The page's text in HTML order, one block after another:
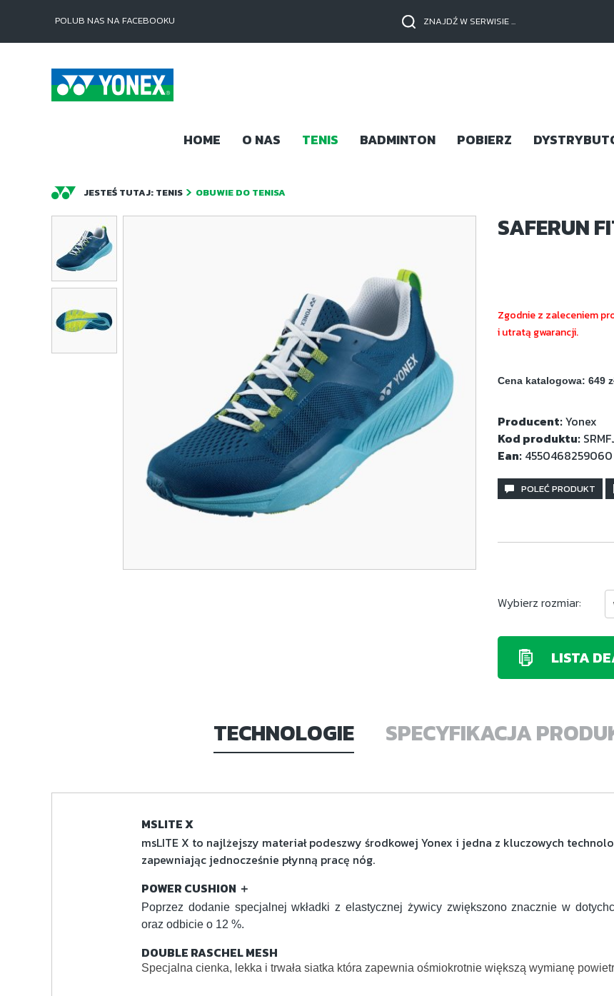
POLUB NAS NA FACEBOOKU
HOME O NAS TENIS BADMINTON POBIERZ
JESTEŚ TUTAJ: TENIS OBUWIE DO TENISA
SAFERUN
Zgodnie z zaleceniem
i utratą gwarancji.
Cena katalogowa: 649
Producent:Yonex
Kod produktu:
Ean: 4550468259060
POLEĆ PRODUKT
Wybierz rozmiar:
LISTA
TECHNOLOGIE SPECYFIKACJA
MSLITE X
msLITE X to najlżejszy materiał podeszwy środkowej Yonex i jedna z kluczowych
zapewniając jednocześnie płynną pracę nóg.
POWER CUSHION ＋
Poprzez dodanie specjalnej wkładki z elastycznej żywicy zwiększono znacznie w
oraz odbicie o 12 %.
DOUBLE RASCHEL MESH
Specjalna cienka, lekka i trwała siatka która zapewnia ośmiokrotnie większą wymianę